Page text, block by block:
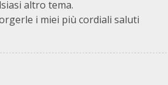
altro tema.
i miei più cordiali saluti